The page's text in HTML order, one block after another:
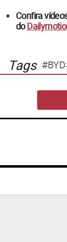
Confira
do
Tags BYD